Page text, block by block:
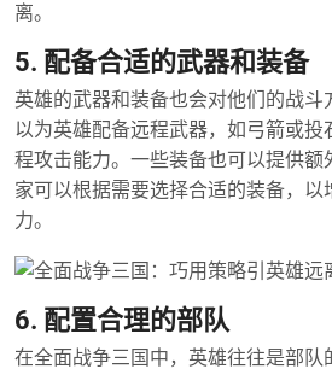
离。
5. 配备合适的武器和装备
英雄的武器和装备也会对他们的战斗
以为英雄配备远程武器，如弓箭或投
程攻击能力。一些装备也可以提供额
家可以根据需要选择合适的装备，以
力。
6. 配置合理的部队
在全面战争三国中，英雄往往是部队